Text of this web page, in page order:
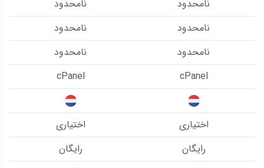
نامحدود
نامحدود
نامحدود
cPanel
اختیاری
رایگان
نامحدود
نامحدود
نامحدود
cPanel
اختیاری
رایگان